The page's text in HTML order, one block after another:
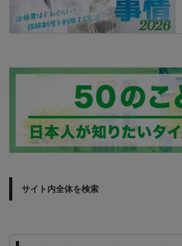
サイト内全体を検索